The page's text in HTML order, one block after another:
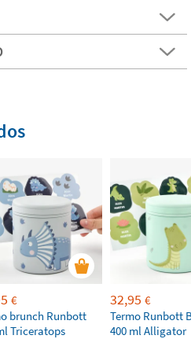
€
brunch Runbott
Triceratops
32,95 €
Termo Runbott
400 ml Alligator